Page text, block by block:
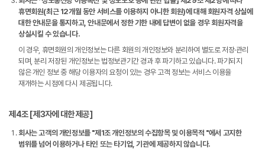
휴면회원(최근 12개월 동안 서비스를 이용하지 아니한 회원)에 대해 회원자격 상실에
대한 안내문을 통지하고, 안내문에서 정한 기한 내에 답변이 없을 경우 회원자격을
상실시킬 수 있습니다.
이 경우, 휴면회원의 개인정보는 다른 회원의 개인정보와 분리하여 별도로 저장·관리
되며, 분리 저장된 개인정보는 법정보관기간 경과 후 파기하고 있습니다. 파기되지
않은 개인 정보 중 해당 이용자의 요청이 있는 경우 고객 정보는 서비스 이용을
재개하는 시점에 다시 제공됩니다.
제4조 [제3자에 대한 제공]
회사는 고객의 개인정보를 "제1조 개인정보의 수집항목 및 이용목적 "에서 고지한
범위를 넘어 이용하거나 타인 또는 타기업, 기관에 제공하지 않습니다.